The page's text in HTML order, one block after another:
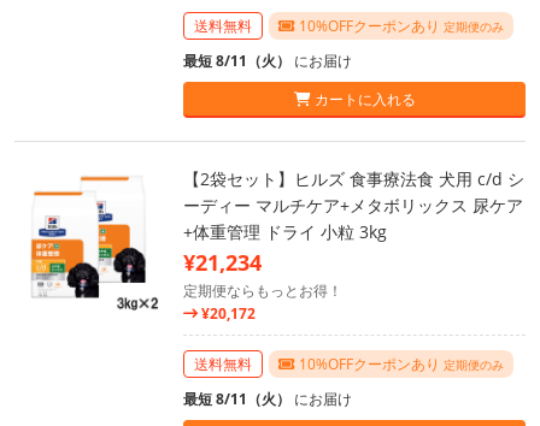
送料無料 10%OFFクーポンあり 定期便のみ
最短 8/11（火） にお届け
カートに入れる
【2袋セット】ヒルズ 食事療法食 犬用 c/d シ
ーディー マルチケア+メタボリックス 尿ケア
+体重管理 ドライ 小粒 3kg
¥21,234
定期便ならもっとお得！
¥20,172
送料無料 10%OFFクーポンあり 定期便のみ
最短 8/11（火） にお届け